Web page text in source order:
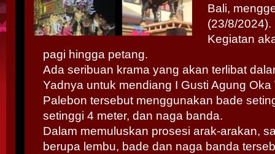
Bali,
(23/8/2024).
Kegiatan
pagi hingga petang.
Ada seribuan krama yang akan terlibat
Yadnya untuk mendiang I Gusti Agung
Palebon tersebut menggunakan bade
setinggi 4 meter, dan naga banda.
Dalam memuluskan prosesi arak-arakan,
berupa lembu, bade dan naga banda